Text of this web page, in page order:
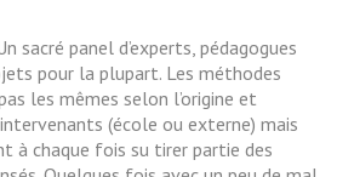
sacré panel d’experts, pédagogues
pour la plupart. Les méthodes
les mêmes selon l’origine et
(école ou externe) mais
à chaque fois su tirer partie des